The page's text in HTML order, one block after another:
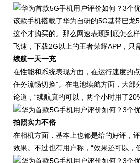
该款手机搭载了华为自研的5G基带巴龙
这个才购买的。那么网速表现到底怎么
飞速，下载2G以上的王者荣耀APP，只
续航一天一充
在性能和系统表现方面，在运行速度的
任务流畅切换”。在电池续航方面，大
论道，“续航真的可以，两个小时用了
拍照实力不俗
在相机方面，基本上也都是给的好评，
效果。不过也有用户称，“效果还可以，